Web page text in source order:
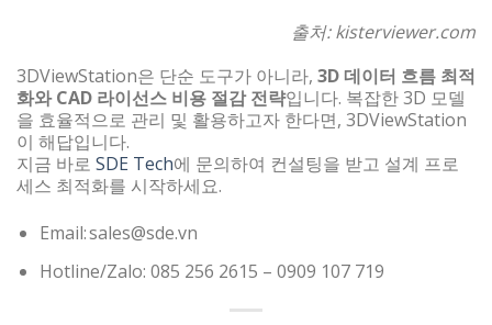
출처: kisterviewer.com
3DViewStation은 단순 도구가 아니라, 3D 데이터 흐름 최적
화와 CAD 라이선스 비용 절감 전략입니다. 복잡한 3D 모델
을 효율적으로 관리 및 활용하고자 한다면, 3DViewStation
이 해답입니다.
지금 바로 SDE Tech에 문의하여 컨설팅을 받고 설계 프로
세스 최적화를 시작하세요.
Email: sales@sde.vn
Hotline/Zalo: 085 256 2615 – 0909 107 719